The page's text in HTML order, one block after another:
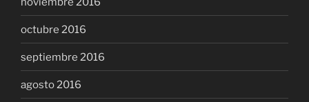
octubre 2016
septiembre 2016
agosto 2016